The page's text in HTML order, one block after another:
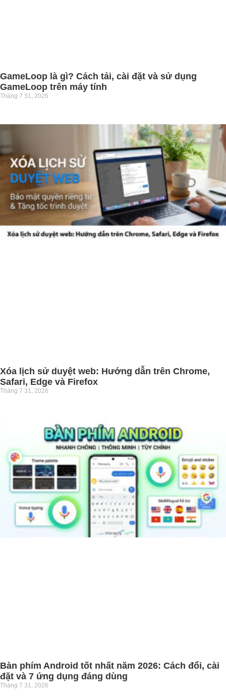
GameLoop là gì? Cách tải, cài đặt và sử dụng
GameLoop trên máy tính
Tháng 7 31, 2026
Xóa lịch sử duyệt web: Hướng dẫn trên Chrome,
Safari, Edge và Firefox
Tháng 7 31, 2026
Bàn phím Android tốt nhất năm 2026: Cách đổi, cài
đặt và 7 ứng dụng đáng dùng
Tháng 7 31, 2026